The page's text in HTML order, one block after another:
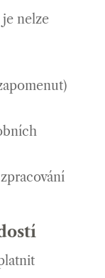
nelze